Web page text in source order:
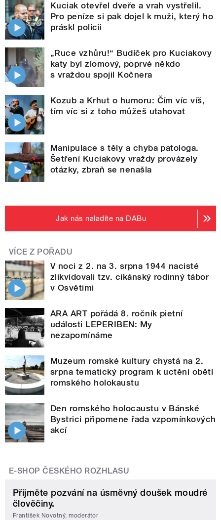
Kuciak otevřel dveře a vrah vystřelil.
Pro peníze si pak dojel k muži, který ho
práskl policii
„Ruce vzhůru!“ Budíček pro Kuciakovy
katy byl zlomový, poprvé někdo
s vraždou spojil Kočnera
Kozub a Krhut o humoru: Čím víc víš,
tím víc si z toho můžeš utahovat
Manipulace s těly a chyba patologa.
Šetření Kuciakovy vraždy provázely
otázky, zbraň se nenašla
Jak nás naladíte na DABu
VÍCE Z POŘADU
V noci z 2. na 3. srpna 1944 nacisté
zlikvidovali tzv. cikánský rodinný tábor
v Osvětimi
ARA ART pořádá 8. ročník pietní
události LEPERIBEN: My
nezapomínáme
Muzeum romské kultury chystá na 2.
srpna tematický program k uctění obětí
romského holokaustu
Den romského holocaustu v Bánské
Bystrici připomene řada vzpomínkových
akcí
E-SHOP ČESKÉHO ROZHLASU
Přijměte pozvání na úsměvný doušek moudré
člověčiny.
František Novotný, moderátor